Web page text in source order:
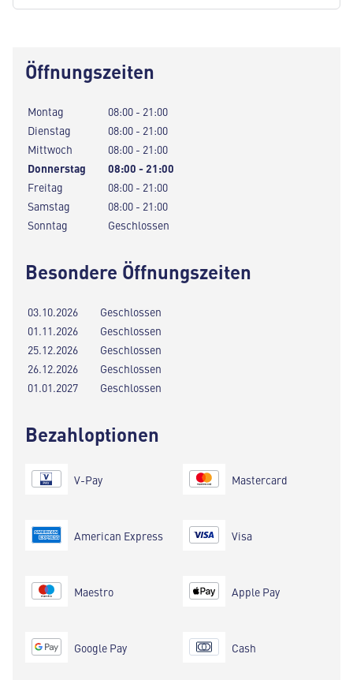
Öffnungszeiten
Montag
08:00 - 21:00
Dienstag
08:00 - 21:00
Mittwoch
08:00 - 21:00
Donnerstag
08:00 - 21:00
Freitag
08:00 - 21:00
Samstag
08:00 - 21:00
Sonntag
Geschlossen
Besondere Öffnungszeiten
03.10.2026
Geschlossen
01.11.2026
Geschlossen
25.12.2026
Geschlossen
26.12.2026
Geschlossen
01.01.2027
Geschlossen
Bezahloptionen
V-Pay
American Express
Maestro
Google Pay
Mastercard
Visa
Apple Pay
Cash